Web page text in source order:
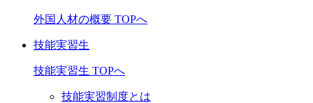
外国人材の概要 TOPへ
技能実習生
技能実習生 TOPへ
技能実習制度とは